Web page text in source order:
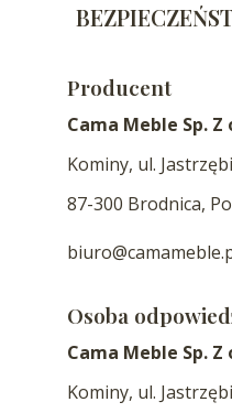
Producent
Cama Meble Sp. Z
Kominy, ul.
87-300 Brodnica,
Osoba
Cama Meble Sp. Z
Kominy, ul.